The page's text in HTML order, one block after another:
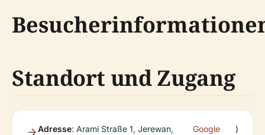
Standort und Zugang
Adresse: Arami Straße 1, Jerewan,
Google
)